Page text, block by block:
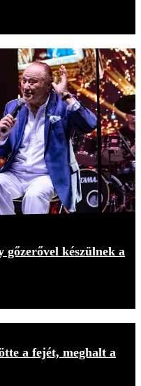
készülnek a
a fejét, meghalt a